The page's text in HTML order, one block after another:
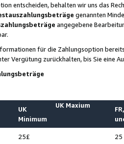
entscheiden, behalten wir uns das
genannten
angegebene
für die Zahlungsoption
Vergütung zurückhalten, bis Sie
UK
Minimum
UK Maxium
25£ 25